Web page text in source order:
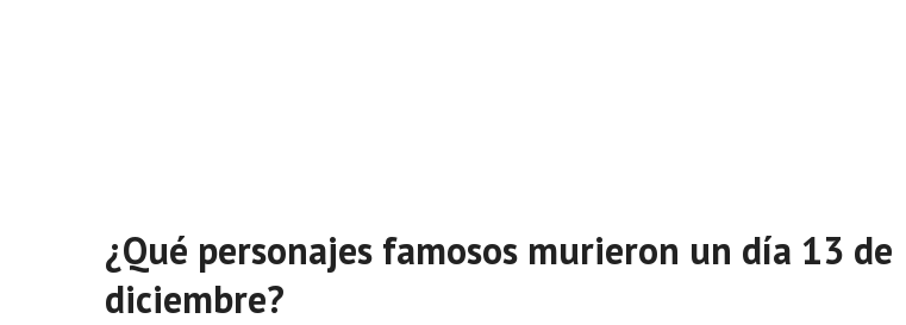
¿Qué personajes famosos murieron un día 13 de
diciembre?